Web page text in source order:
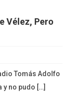
Vélez, Pero
Tomás Adolfo
y no pudo […]